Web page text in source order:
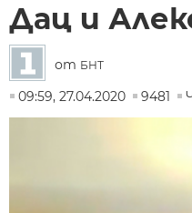
Дац и
от БНТ
09:59, 27.04.2020
9481